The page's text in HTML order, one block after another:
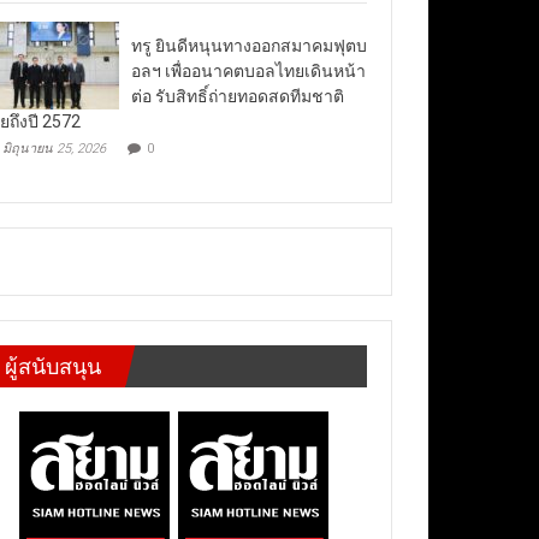
ทรู ยินดีหนุนทางออกสมาคมฟุตบ
อลฯ เพื่ออนาคตบอลไทยเดินหน้า
ต่อ รับสิทธิ์ถ่ายทอดสดทีมชาติ
ถึงปี 2572
มิถุนายน 25, 2026 0
ผู้สนับสนุน